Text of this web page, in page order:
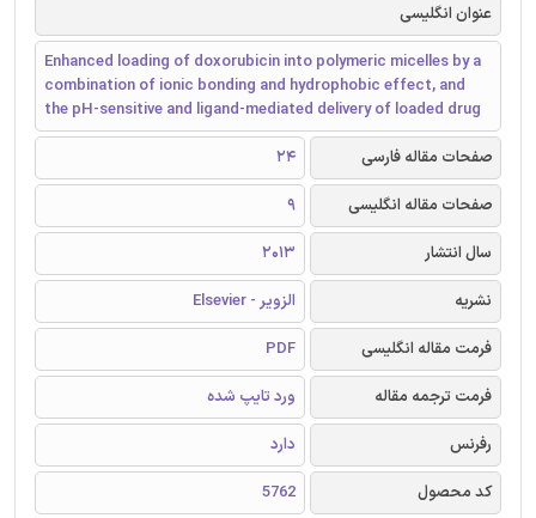
عنوان انگلیسی
Enhanced loading of doxorubicin into polymeric micelles by a
combination of ionic bonding and hydrophobic effect, and
the pH-sensitive and ligand-mediated delivery of loaded drug
صفحات مقاله فارسی
24
صفحات مقاله انگلیسی
9
سال انتشار
2013
نشریه
الزویر - Elsevier
فرمت مقاله انگلیسی
PDF
فرمت ترجمه مقاله
ورد تایپ شده
رفرنس
دارد
کد محصول
5762